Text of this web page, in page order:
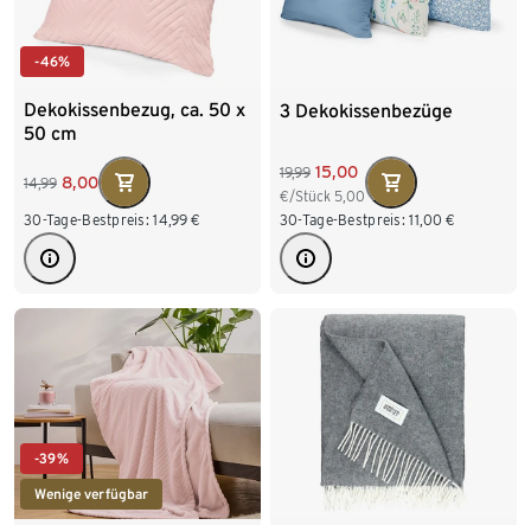
-46%
Dekokissenbezug, ca. 50 x
50 cm
14,99 8,00
30-Tage-Bestpreis: 14,99 €
3 Dekokissenbezüge
19,99 15,00
€/Stück 5,00
30-Tage-Bestpreis: 11,00 €
-39%
Wenige verfügbar